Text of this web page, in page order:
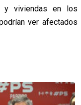
y viviendas en los
ver afectados